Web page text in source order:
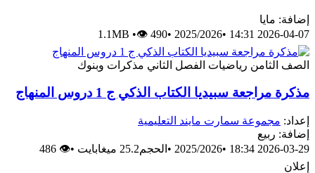
إضافة: مايا
2026-04-07 14:31
•
2025/2026
•
1.1MB •👁 490
الصف الثامن رياضيات الفصل الثاني مذكرات وبنوك
مذكرة مراجعة سبيديا الكتاب الذكي ج 1 دروس المنهاج
إعداد: مجموعة سمارت مايند التعليمية
إضافة: ربيع
2026-03-29 18:34
•
2025/2026
•الحجم25.2 ميغابايت •
👁 486
إعلان